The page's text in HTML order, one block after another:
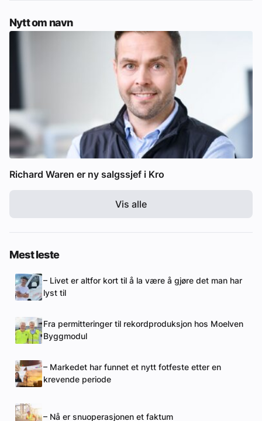
Nytt om navn
Richard Waren er ny salgssjef i Kro
Vis alle
Mest leste
– Livet er altfor kort til å la være å gjøre det man har
lyst til
Fra permitteringer til rekordproduksjon hos Moelven
Byggmodul
– Markedet har funnet et nytt fotfeste etter en
krevende periode
– Nå er snuoperasjonen et faktum